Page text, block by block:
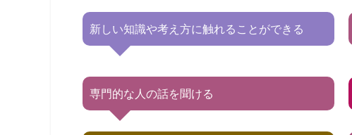
新しい知識や考え方に触れることができる
専門的な人の話を聞ける